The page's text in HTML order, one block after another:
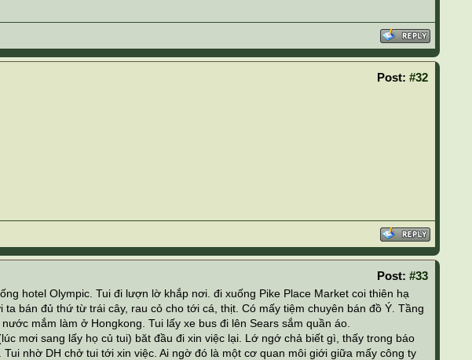
Post: #32
Post: #33
hotel Olympic. Tui đi lượn lờ khắp nơi. đi xuống Pike Place Market coi thiên hạ
bán đủ thứ từ trái cây, rau cỏ cho tới cá, thịt. Có mấy tiệm chuyên bán đồ Ý. Tầng
mắm làm ở Hongkong. Tui lấy xe bus đi lên Sears sắm quần áo.
mơi sang lấy họ củ tui) băt đầu đi xin việc lại. Lớ ngớ chả biết gì, thấy trong báo
nhờ DH chở tui tới xin việc. Ai ngờ đó là một cơ quan môi giới giữa mấy công ty